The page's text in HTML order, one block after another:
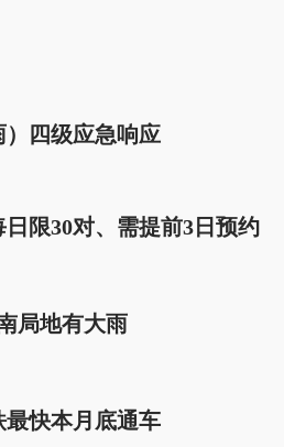
四级应急响应
限30对、需提前3日预约
局地有大雨
快本月底通车